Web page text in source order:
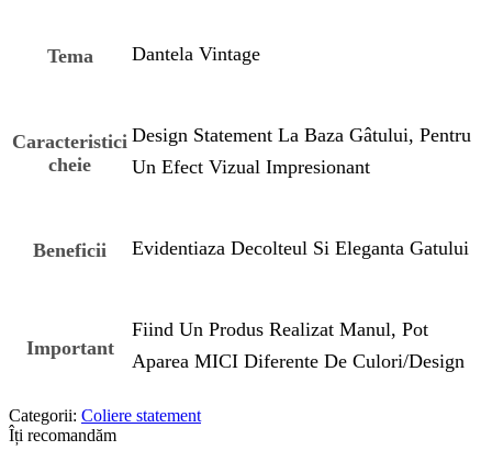
Tema Dantela Vintage
Caracteristici
cheie
Design Statement La Baza Gâtului, Pentru
Un Efect Vizual Impresionant
Beneficii Evidentiaza Decolteul Si Eleganta Gatului
Important
Fiind Un Produs Realizat Manul, Pot
Aparea MICI Diferente De Culori/design
Categorii: Coliere statement
Îți recomandăm